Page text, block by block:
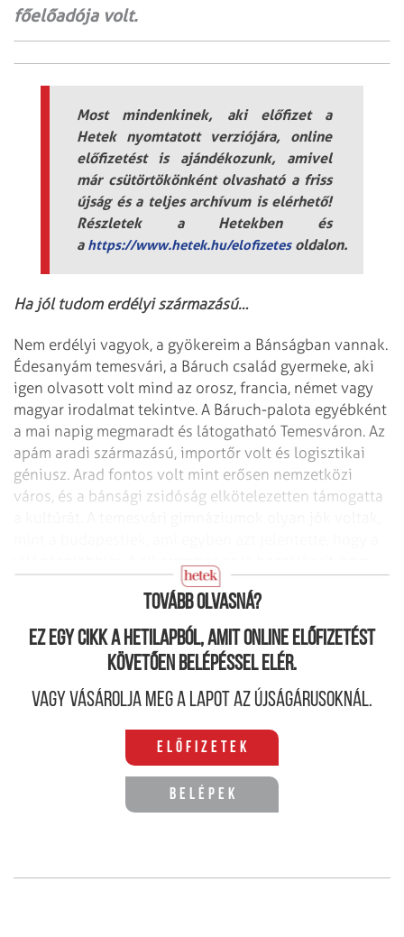
főelőadója volt.
Most mindenkinek, aki előfizet a
Hetek nyomtatott verziójára, online
előfizetést is ajándékozunk, amivel
már csütörtökönként olvasható a friss
újság és a teljes archívum is elérhető!
Részletek a Hetekben és
a https://www.hetek.hu/elofizetesoldalon.
Ha jól tudom erdélyi származású…
Nem erdélyi vagyok, a gyökereim a Bánságban vannak.
Édesanyám temesvári, a Báruch család gyermeke, aki
igen olvasott volt mind az orosz, francia, német vagy
magyar irodalmat tekintve. A Báruch-palota egyébként
a mai napig megmaradt és látogatható Temesváron. Az
apám aradi származású, importőr volt és logisztikai
géniusz. Arad fontos volt mint erősen nemzetközi
város, és a bánsági zsidóság elkötelezetten támogatta
Palermóban jártam általános iskolába.
Tovább olvasná?
Ez egy cikk a hetilapból, amit online előfizetést
követően belépéssel elér.
Vagy vásárolja meg a lapot az újságárusoknál.
Előfizetek
Belépek